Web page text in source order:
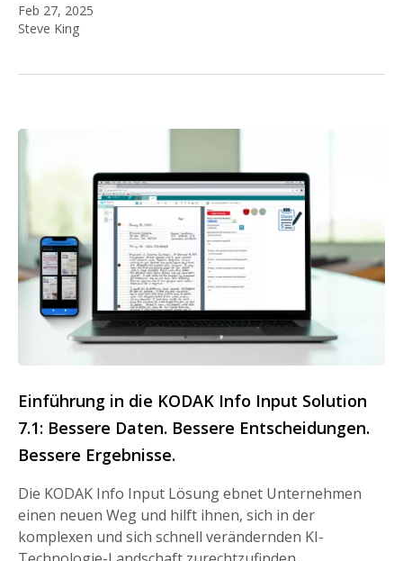
Feb 27, 2025
Steve King
Einführung in die KODAK Info Input Solution
7.1: Bessere Daten. Bessere Entscheidungen.
Bessere Ergebnisse.
Die KODAK Info Input Lösung ebnet Unternehmen
einen neuen Weg und hilft ihnen, sich in der
komplexen und sich schnell verändernden KI-